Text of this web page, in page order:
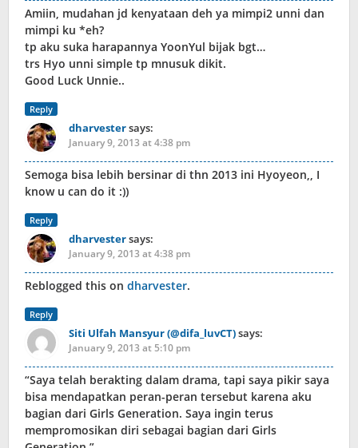
Amiin, mudahan jd kenyataan deh ya mimpi2 unni dan
mimpi ku *eh?
tp aku suka harapannya YoonYul bijak bgt…
trs Hyo unni simple tp mnusuk dikit.
Good Luck Unnie..
Reply
dharvestersays:
January 9, 2013 at 4:38 pm
Semoga bisa lebih bersinar di thn 2013 ini Hyoyeon,, I
know u can do it :))
Reply
dharvestersays:
January 9, 2013 at 4:38 pm
Reblogged this on dharvester.
Reply
Siti Ulfah Mansyur (@difa_luvCT)says:
January 9, 2013 at 5:10 pm
“Saya telah berakting dalam drama, tapi saya pikir saya
bisa mendapatkan peran-peran tersebut karena aku
bagian dari Girls Generation. Saya ingin terus
mempromosikan diri sebagai bagian dari Girls